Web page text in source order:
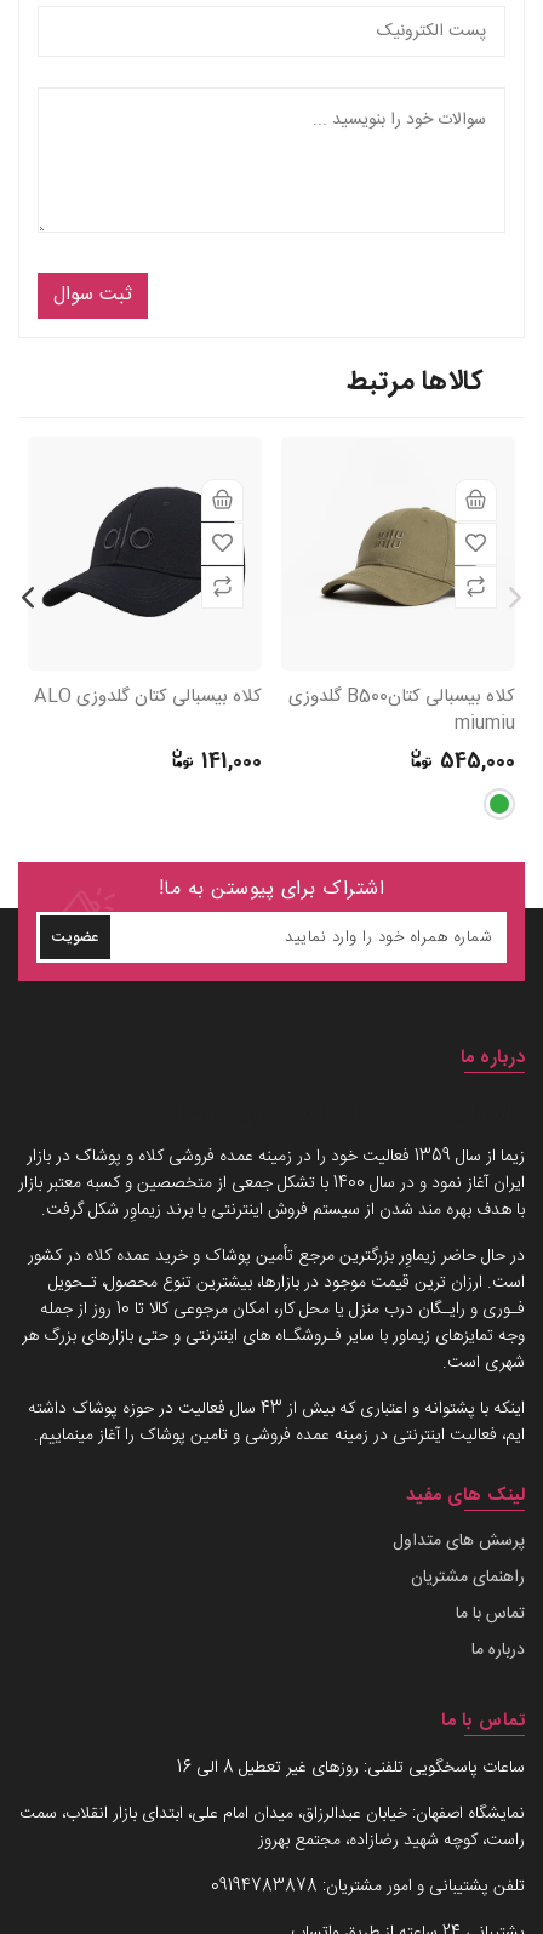
ثبت سوال
کالاها مرتبط
کلاه بیسبالی کتانB500 گلدوزی
miumiu
545,000
کلاه بیسبالی کتان گلدوزی ALO
141,000
اشتراک برای پیوستن به ما!
عضویت
درباره ما
زیما از سال 1359 فعالیت خود را در زمینه عمده فروشی کلاه و پوشاک در بازار
ایران آغاز نمود و در سال 1400 با تشکل جمعی از متخصصین و کسبه معتبر بازار
با هدف بهره مند شدن از سیستم فروش اینترنتی با برند زیماوِر شکل گرفت.
در حال حاضر زیماوِر بزرگترین مرجع تأمین پوشاک و خرید عمده کلاه در کشور
است. ارزان ترین قیمت موجود در بازارها، بیشترین تنوع محصول، تـحویل
فـوری و رایـگان درب منزل یا محل کار، امکان مرجوعی کالا تا 10 روز از جمله
وجه تمایزهای زیماور با سایر فـروشگـاه های اینترنتی و حتی بازارهای بزرگ هر
شهری است.
اینکه با پشتوانه و اعتباری که بیش از 43 سال فعالیت در حوزه پوشاک داشته
ایم، فعالیت اینترنتی در زمینه عمده فروشی و تامین پوشاک را آغاز مینماییم.
لینک های مفید
پرسش های متداول
راهنمای مشتریان
تماس با ما
درباره ما
تماس با ما
ساعات پاسخگویی تلفنی: روزهای غیر تعطیل 8 الی 16
نمایشگاه اصفهان: خیابان عبدالرزاق، میدان امام علی، ابتدای بازار انقلاب، سمت
راست، کوچه شهید رضازاده، مجتمع بهروز
تلفن پشتیبانی و امور مشتریان: 09194783878